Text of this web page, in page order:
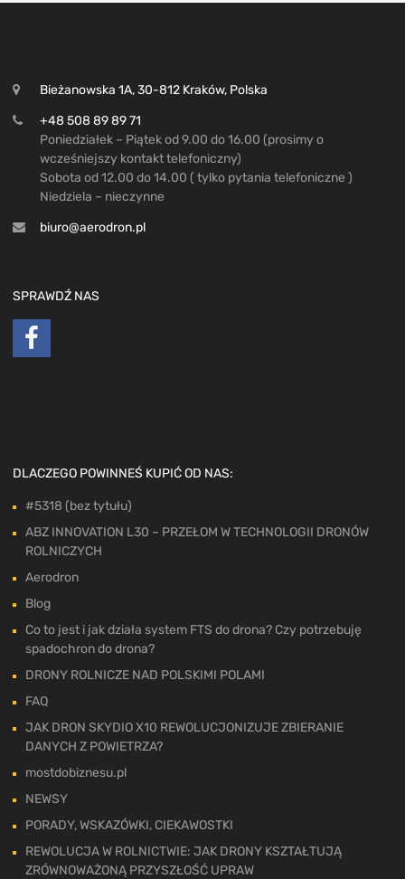
Bieżanowska 1A, 30-812 Kraków, Polska
+48 508 89 89 71
Poniedziałek – Piątek od 9.00 do 16.00 (prosimy o
wcześniejszy kontakt telefoniczny)
Sobota od 12.00 do 14.00 ( tylko pytania telefoniczne )
Niedziela – nieczynne
biuro@aerodron.pl
SPRAWDŹ NAS
DLACZEGO POWINNEŚ KUPIĆ OD NAS:
#5318 (bez tytułu)
ABZ INNOVATION L30 – PRZEŁOM W TECHNOLOGII DRONÓW
ROLNICZYCH
Aerodron
Blog
Co to jest i jak działa system FTS do drona? Czy potrzebuję
spadochron do drona?
DRONY ROLNICZE NAD POLSKIMI POLAMI
FAQ
JAK DRON SKYDIO X10 REWOLUCJONIZUJE ZBIERANIE
DANYCH Z POWIETRZA?
mostdobiznesu.pl
NEWSY
PORADY, WSKAZÓWKI, CIEKAWOSTKI
REWOLUCJA W ROLNICTWIE: JAK DRONY KSZTAŁTUJĄ
ZRÓWNOWAŻONĄ PRZYSZŁOŚĆ UPRAW